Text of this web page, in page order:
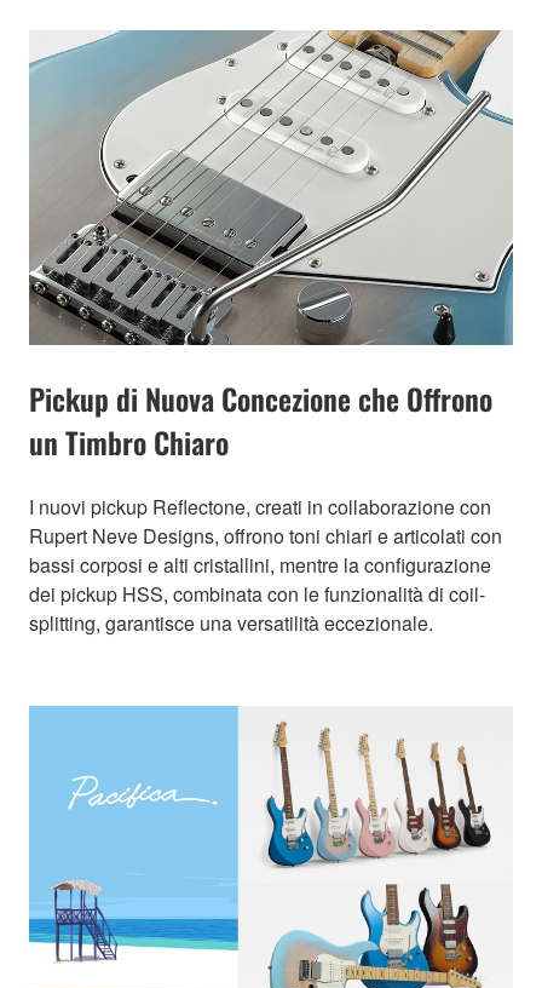
Pickup di Nuova Concezione che Offrono
un Timbro Chiaro
I nuovi pickup Reflectone, creati in collaborazione con
Rupert Neve Designs, offrono toni chiari e articolati con
bassi corposi e alti cristallini, mentre la configurazione
dei pickup HSS, combinata con le funzionalità di coil-
splitting, garantisce una versatilità eccezionale.